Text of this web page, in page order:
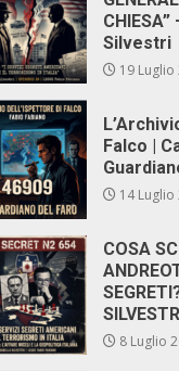
Silvestri
19 Luglio
Falco |
14 Luglio
COSA
8 Luglio